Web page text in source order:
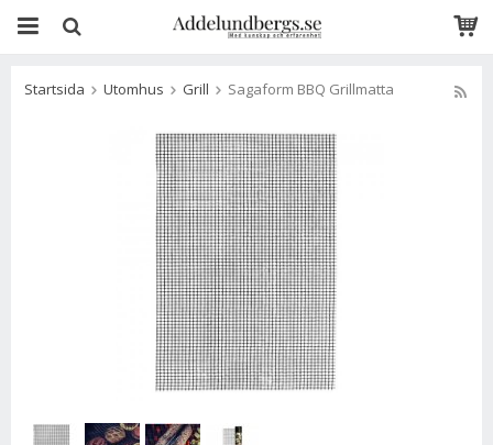
Startsida Utomhus Grill Sagaform BBQ Grillmatta